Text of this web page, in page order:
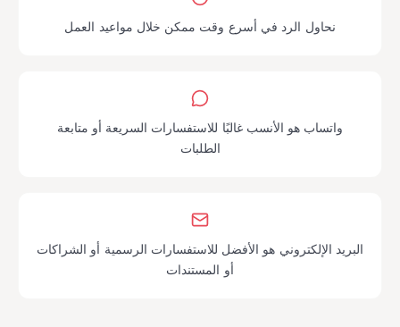
نحاول الرد في أسرع وقت ممكن خلال مواعيد العمل
واتساب هو الأنسب غالبًا للاستفسارات السريعة أو متابعة
الطلبات
البريد الإلكتروني هو الأفضل للاستفسارات الرسمية أو الشراكات
أو المستندات